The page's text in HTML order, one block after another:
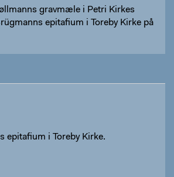
gravmæle i Petri Kirkes
epitafium i Toreby Kirke på
epitafium i Toreby Kirke.